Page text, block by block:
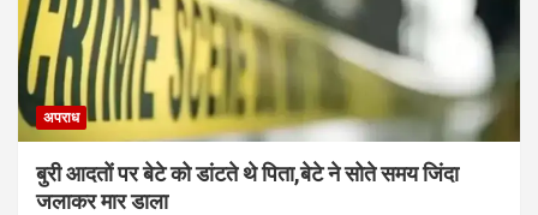
अपराध
बुरी आदतों पर बेटे को डांटते थे पिता,बेटे ने सोते समय जिंदा
जलाकर मार डाला